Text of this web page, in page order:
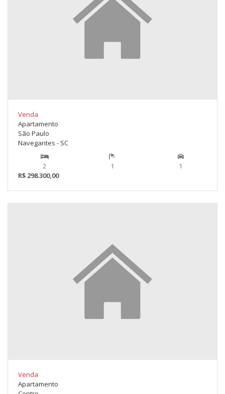
Venda
Apartamento
São Paulo
Navegantes - SC
2 1
1
R$ 298.300,00
Venda
Apartamento